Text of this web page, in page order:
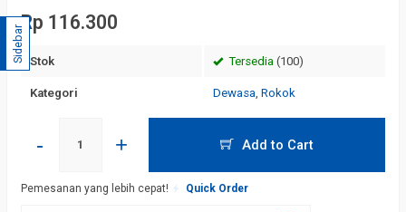
Rp 116.300
Stok Tersedia (100)
Kategori Dewasa, Rokok
- + Add to Cart
Pemesanan yang lebih cepat! Quick Order
Sidebar